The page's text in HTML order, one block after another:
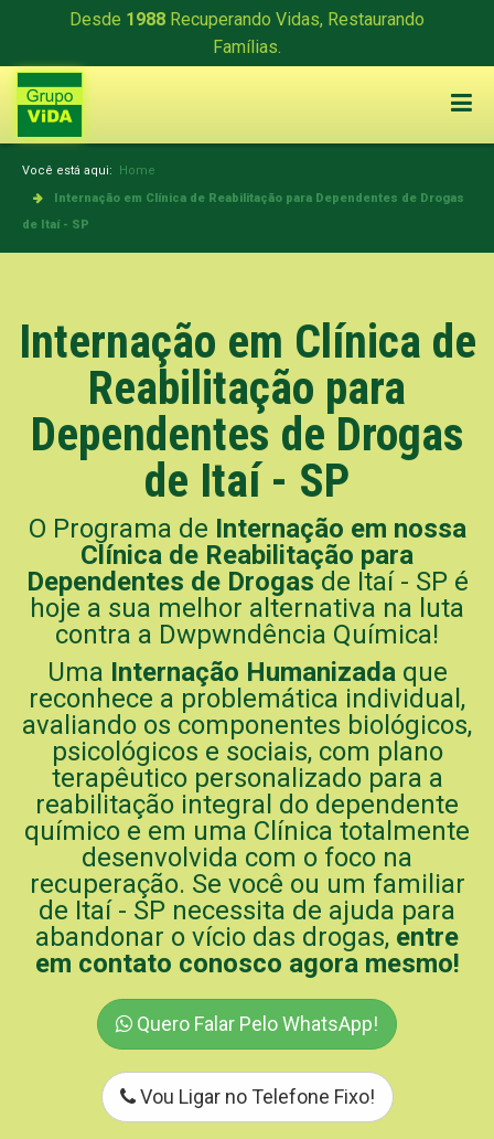
Desde 1988 Recuperando Vidas, Restaurando
Famílias.
Você está aqui: Home
Internação em Clínica de Reabilitação para Dependentes de Drogas
de Itaí - SP
Internação em Clínica de
Reabilitação para
Dependentes de Drogas
de Itaí - SP
O Programa de Internação em nossa
Clínica de Reabilitação para
Dependentes de Drogas de Itaí - SP é
hoje a sua melhor alternativa na luta
contra a Dwpwndência Química!
Uma Internação Humanizadaque
reconhece a problemática individual,
avaliando os componentes biológicos,
psicológicos e sociais, com plano
terapêutico personalizado para a
reabilitação integral do dependente
químico e em uma Clínica totalmente
desenvolvida com o foco na
recuperação. Se você ou um familiar
de Itaí - SP necessita de ajuda para
abandonar o vício das drogas, entre
em contato conosco agora mesmo!
Quero Falar Pelo WhatsApp!
Vou Ligar no Telefone Fixo!